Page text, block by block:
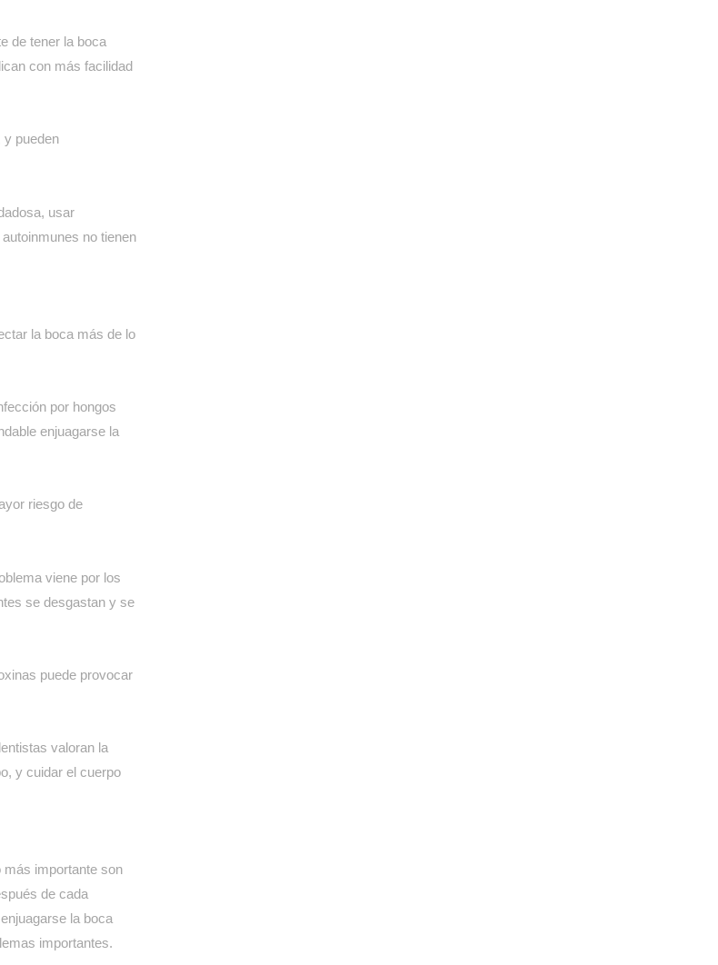
de tener la boca
con más facilidad
y pueden
usar
no tienen
la boca más de lo
por hongos
enjuagarse la
riesgo de
viene por los
se desgastan y se
puede provocar
valoran la
y cuidar el cuerpo
más importante son
de cada
la boca
importantes.